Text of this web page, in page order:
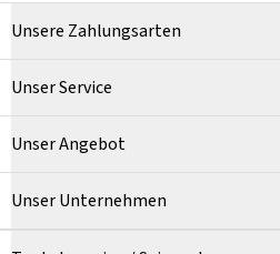
Unsere Zahlungsarten
Unser Service
Unser Angebot
Unser Unternehmen